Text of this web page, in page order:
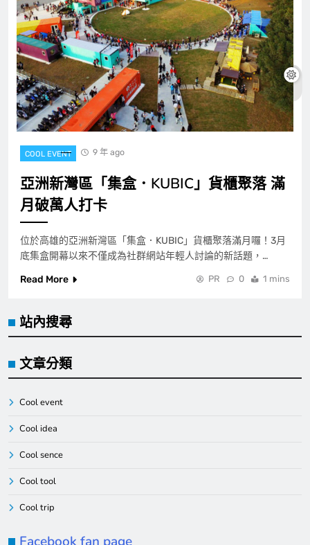
COOL EVENT 9 年 ago
亞洲新灣區「集盒．KUBIC」貨櫃聚落 滿
月破萬人打卡
位於高雄的亞洲新灣區「集盒．KUBIC」貨櫃聚落滿月囉！3月
底集盒開幕以來不僅成為社群網站年輕人討論的新話題，…
Read More
PR 0 1 mins
站內搜尋
文章分類
Cool event
Cool idea
Cool sence
Cool tool
Cool trip